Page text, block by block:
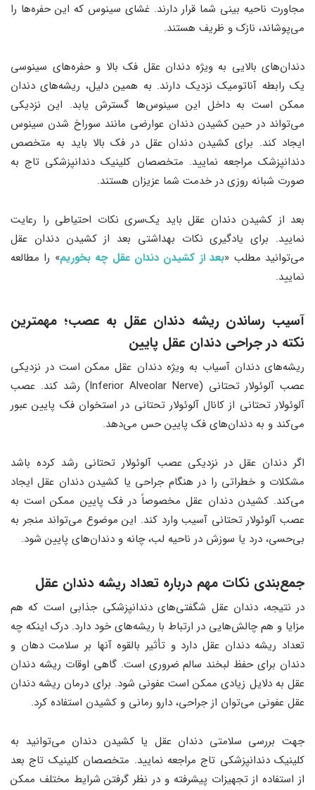
مجاورت ناحیه بینی شما قرار دارند. غشای سینوس که این حفره‌ها را
می‌پوشاند، نازک و ظریف هستند.
دندان‌های بالایی به ویژه دندان عقل فک بالا و حفره‌های سینوسی
یک رابطه آناتومیک نزدیک دارند. به همین دلیل، ریشه‌های دندان
ممکن است به داخل این سینوس‌ها گسترش یابد. این نزدیکی
می‌تواند در حین کشیدن دندان عوارضی مانند سوراخ شدن سینوس
ایجاد کند. برای کشیدن دندان عقل در فک بالا باید به متخصص
دندانپزشک مراجعه نمایید. متخصصان کلینیک دندانپزشکی تاج به
صورت شبانه روزی در خدمت شما عزیزان هستند.
بعد از کشیدن دندان عقل باید یک‌سری نکات احتیاطی را رعایت
نمایید. برای یادگیری نکات بهداشتی بعد از کشیدن دندان عقل
می‌توانید مطلب «بعد از کشیدن دندان عقل چه بخوریم» را مطالعه
نمایید.
آسیب رساندن ریشه دندان عقل به عصب؛ مهمترین
نکته در جراحی دندان عقل پایین
ریشه‌های دندان آسیاب به ویژه دندان عقل ممکن است در نزدیکی
عصب آلوئولار تحتانی (Inferior Alveolar Nerve) رشد کند. عصب
آلوئولار تحتانی از کانال آلوئولار تحتانی در استخوان فک پایین عبور
می‌کند و به دندان‌های فک پایین حس می‌دهد.
اگر دندان عقل در نزدیکی عصب آلوئولار تحتانی رشد کرده باشد
مشکلات و خطراتی را در هنگام جراحی یا کشیدن دندان عقل ایجاد
می‌کند. کشیدن دندان عقل مخصوصاً در فک پایین ممکن است به
عصب آلوئولار تحتانی آسیب وارد کند. این موضوع می‌تواند منجر به
بی‌حسی، درد یا سوزش در ناحیه لب، چانه و دندان‌های پایین شود.
جمع‌بندی نکات مهم درباره تعداد ریشه دندان عقل
در نتیجه، دندان عقل شگفتی‌های دندانپزشکی جذابی است که هم
مزایا و هم چالش‌هایی در ارتباط با ریشه‌های خود دارد. درک اینکه چه
تعداد ریشه دندان عقل دارد و تأثیر بالقوه آنها بر سلامت دهان و
دندان برای حفظ لبخند سالم ضروری است. گاهی اوقات ریشه دندان
عقل به دلایل زیادی ممکن است عفونی شود. برای درمان ریشه دندان
عقل عفونی می‌توان از جراحی، دارو رمانی و کشیدن استفاده کرد.
جهت بررسی سلامتی دندان عقل یا کشیدن دندان می‌توانید به
کلینیک دندانپزشکی تاج مراجعه نمایید. متخصصان کلینیک تاج بعد
از استفاده از تجهیزات پیشرفته و در نظر گرفتن شرایط مختلف ممکن